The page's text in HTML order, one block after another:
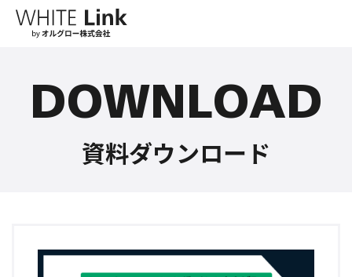
DOWNLOAD
資料ダウンロード